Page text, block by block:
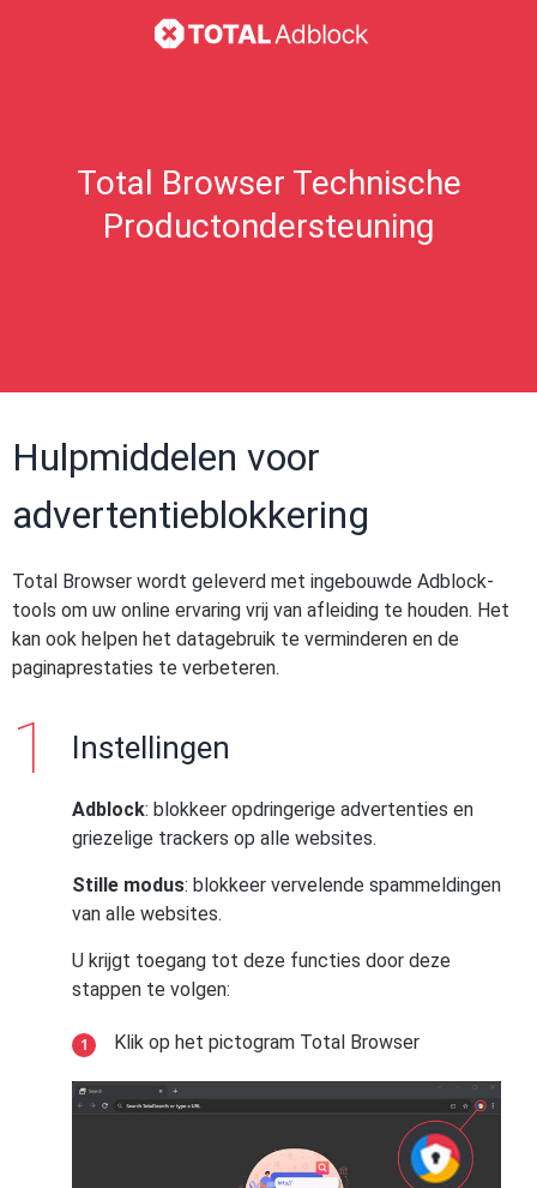
Total Browser Technische
Productondersteuning
Hulpmiddelen voor
advertentieblokkering
Total Browser wordt geleverd met ingebouwde Adblock-
tools om uw online ervaring vrij van afleiding te houden. Het
kan ook helpen het datagebruik te verminderen en de
paginaprestaties te verbeteren.
Instellingen
Adblock: blokkeer opdringerige advertenties en
griezelige trackers op alle websites.
Stille modus: blokkeer vervelende spammeldingen
van alle websites.
U krijgt toegang tot deze functies door deze
stappen te volgen:
Klik op het pictogram Total Browser